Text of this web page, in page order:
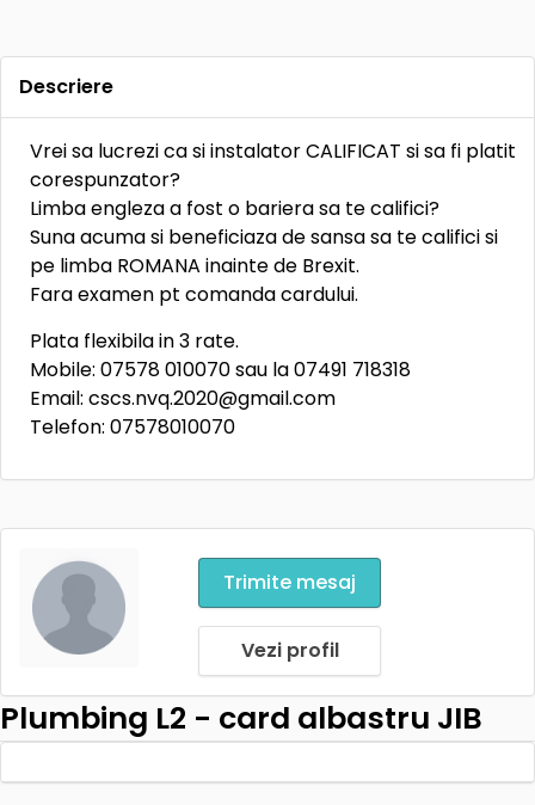
Descriere
Vrei sa lucrezi ca si instalator CALIFICAT si sa fi platit
corespunzator?
Limba engleza a fost o bariera sa te califici?
Suna acuma si beneficiaza de sansa sa te califici si
pe limba ROMANA inainte de Brexit.
Fara examen pt comanda cardului.
Plata flexibila in 3 rate.
Mobile: 07578 010070 sau la 07491 718318
Email: cscs.nvq.2020@gmail.com
Telefon: 07578010070
Trimite mesaj
Vezi profil
Plumbing L2 - card albastru JIB